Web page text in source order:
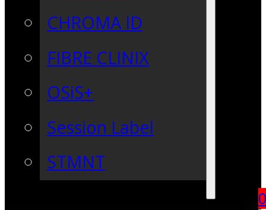
CHROMA ID
FIBRE CLINIX
OSiS+
Session Label
STMNT